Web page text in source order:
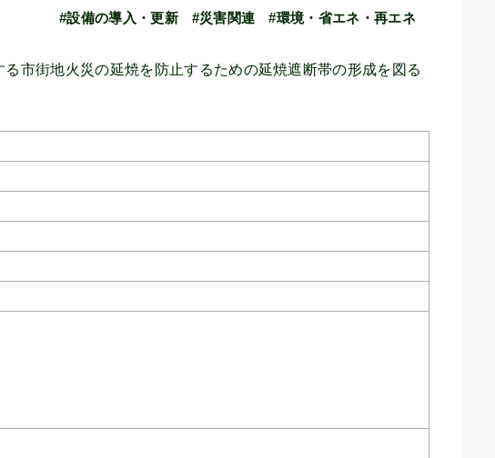
#設備の導入・更新 #災害関連 #環境・省エネ・再エネ
市街地火災の延焼を防止するための延焼遮断帯の形成を図る